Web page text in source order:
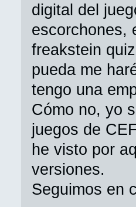
digital del
escorchones,
freakstein
pueda me
tengo una
Cómo no, yo
juegos de
he visto por
versiones.
Seguimos en